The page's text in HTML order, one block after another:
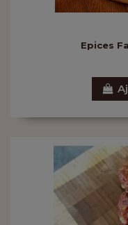
Epices